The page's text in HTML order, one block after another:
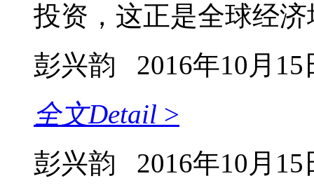
投资，这正是全球经
彭兴韵
2016年10月15
全文Detail >
彭兴韵
2016年10月15